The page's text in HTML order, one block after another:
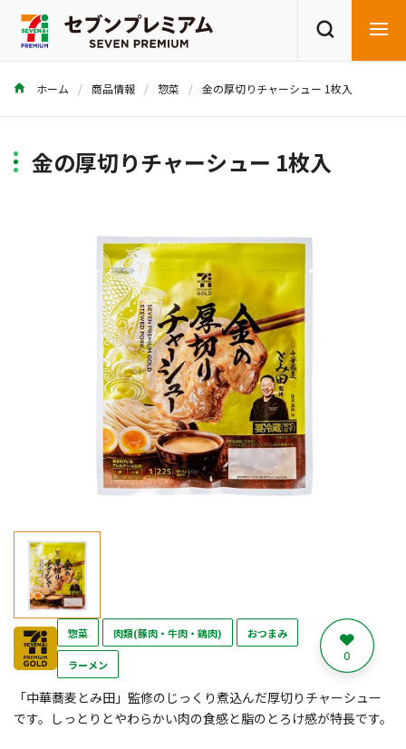
商品を探す レシピを探す
ホーム 商品情報 惣菜 金の厚切りチャーシュー 1枚入
金の厚切りチャーシュー 1枚入
惣菜 肉類(豚肉・牛肉・鶏肉) おつまみ
ラーメン
0
「中華蕎麦とみ田」監修のじっくり煮込んだ厚切りチャーシュー
です。しっとりとやわらかい肉の食感と脂のとろけ感が特長です。